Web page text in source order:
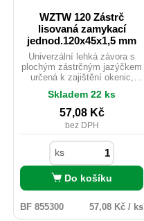
WZTW 120 Zástrč
lisovaná zamykací
jednod.120x45x1,5 mm
Univerzální lehká závora s
plochým zástrčným jazýčkem
určená k zajištění okenic,
samovolnému otevření či
pohybu dvířek a vík.
Skladem 22 ks
57,08 Kč
bez DPH
ks
Do košíku
BF 855300 57,08 Kč / ks